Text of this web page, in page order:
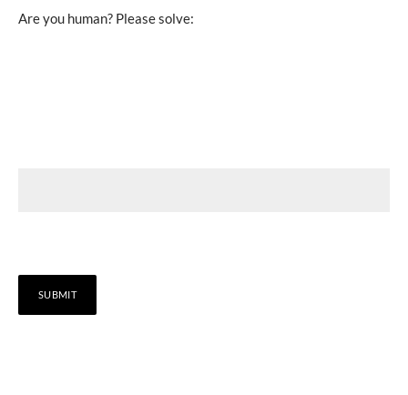
Are you human? Please solve: